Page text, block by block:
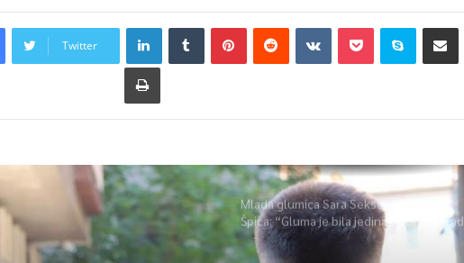
Twitter
Mlada glumica Sara Seksan u emisiji
Špica: “Gluma je bila jedina opcija, uz rad
i disciplinu sve je moguće”